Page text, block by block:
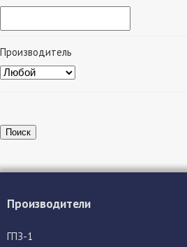
Производитель
Поиск
Производители
ГПЗ-1